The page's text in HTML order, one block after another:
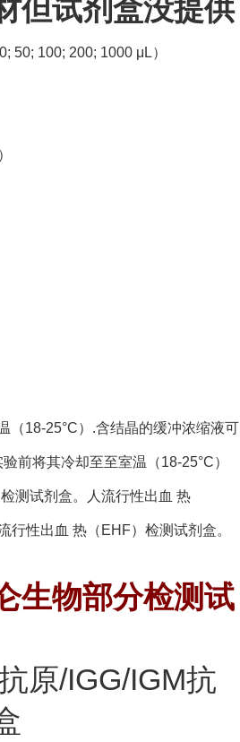
但试剂盒没提供
50; 100; 200; 1000 μL）
（18-25°C）.含结晶的缓冲浓缩液可
前将其冷却至至室温（18-25°C）
测试剂盒。人流行性出血 热
行性出血 热（EHF）检测试剂盒。
生物部分检测试
原/IGG/IGM抗